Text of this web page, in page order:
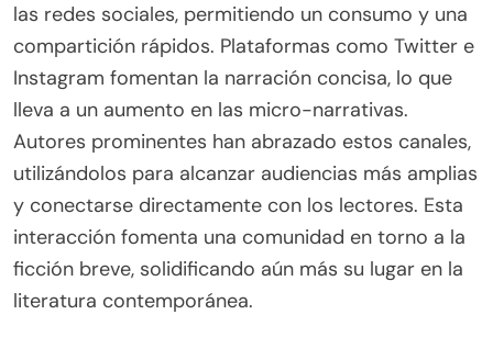
las redes sociales, permitiendo un consumo y una
compartición rápidos. Plataformas como Twitter e
Instagram fomentan la narración concisa, lo que
lleva a un aumento en las micro-narrativas.
Autores prominentes han abrazado estos canales,
utilizándolos para alcanzar audiencias más amplias
y conectarse directamente con los lectores. Esta
interacción fomenta una comunidad en torno a la
ficción breve, solidificando aún más su lugar en la
literatura contemporánea.